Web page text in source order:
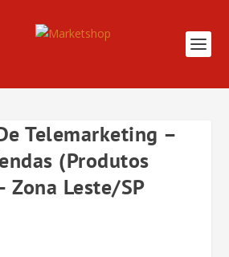
Telemarketing –
(Produtos
Zona Leste/SP